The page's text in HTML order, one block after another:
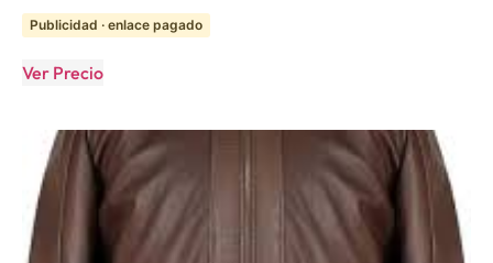
Publicidad · enlace pagado
Ver Precio